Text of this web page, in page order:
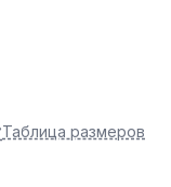
Таблица размеров